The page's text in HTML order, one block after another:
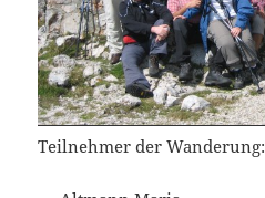
Teilnehmer der Wanderung: